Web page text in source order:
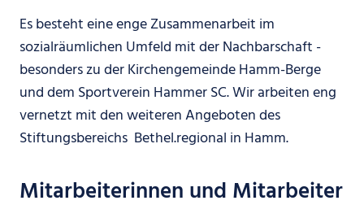
Es besteht eine enge Zusammenarbeit im
sozialräumlichen Umfeld mit der Nachbarschaft -
besonders zu der Kirchengemeinde Hamm-Berge
und dem Sportverein Hammer SC. Wir arbeiten eng
vernetzt mit den weiteren Angeboten des
Stiftungsbereichs Bethel.regional in Hamm.
Mitarbeiterinnen und Mitarbeiter